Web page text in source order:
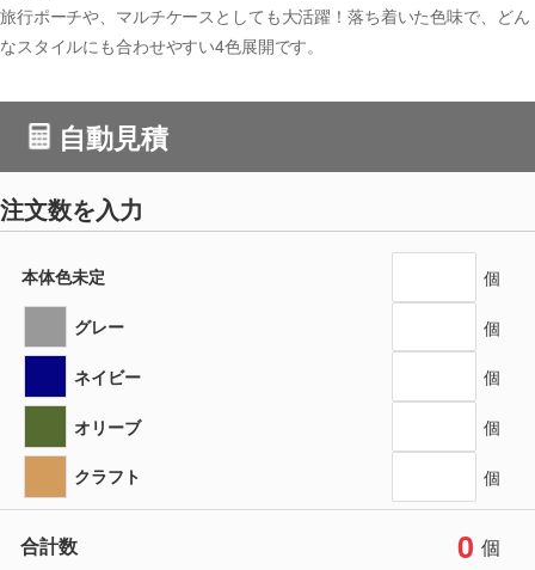
旅行ポーチや、マルチケースとしても大活躍！落ち着いた色味で、どん
なスタイルにも合わせやすい4色展開です。
自動見積
注文数を入力
本体色未定 個
グレー 個
ネイビー 個
オリーブ 個
クラフト 個
合計数 0 個